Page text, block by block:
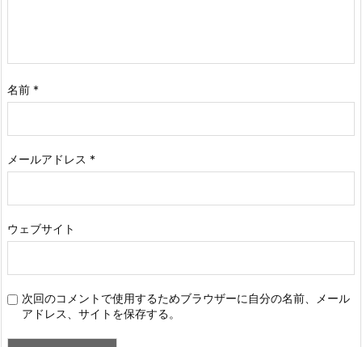
名前 *
メールアドレス *
ウェブサイト
次回のコメントで使用するためブラウザーに自分の名前、メール
アドレス、サイトを保存する。